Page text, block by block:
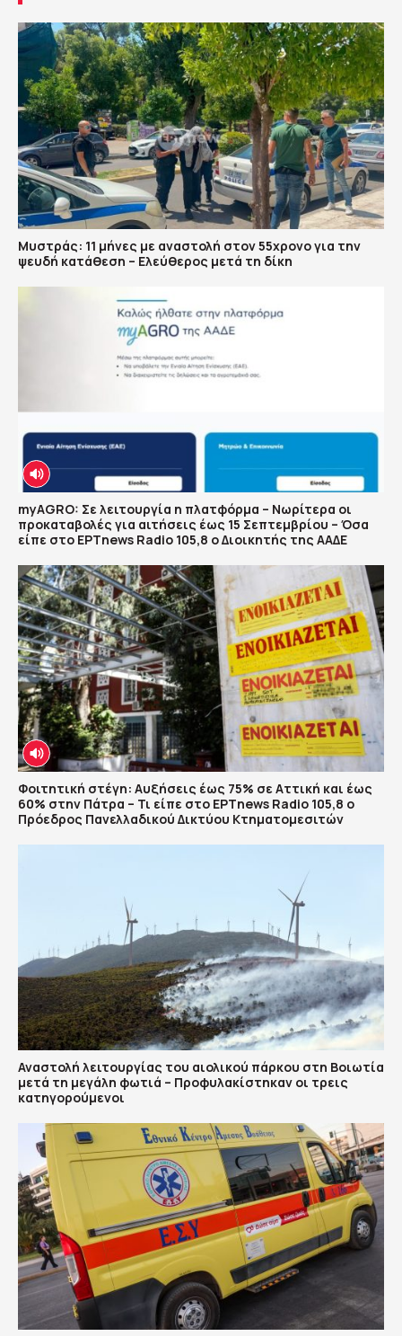
Μυστράς: 11 μήνες με αναστολή στον 55χρονο για την
ψευδή κατάθεση – Ελεύθερος μετά τη δίκη
myAGRO: Σε λειτουργία η πλατφόρμα – Νωρίτερα οι
προκαταβολές για αιτήσεις έως 15 Σεπτεμβρίου – Όσα
είπε στο ΕΡΤnews Radio 105,8 ο Διοικητής της ΑΑΔΕ
Φοιτητική στέγη: Αυξήσεις έως 75% σε Αττική και έως
60% στην Πάτρα – Τι είπε στο ΕΡΤnews Radio 105,8 ο
Πρόεδρος Πανελλαδικού Δικτύου Κτηματομεσιτών
Αναστολή λειτουργίας του αιολικού πάρκου στη Βοιωτία
μετά τη μεγάλη φωτιά – Προφυλακίστηκαν οι τρεις
κατηγορούμενοι